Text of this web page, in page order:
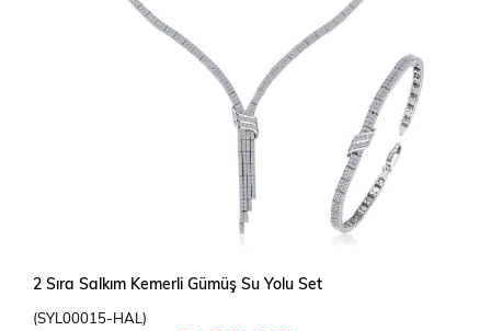
2 Sıra Salkım Kemerli Gümüş Su Yolu Set
(SYL00015-HAL)